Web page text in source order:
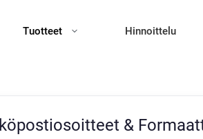
Tuotteet Hinnoittelu
&